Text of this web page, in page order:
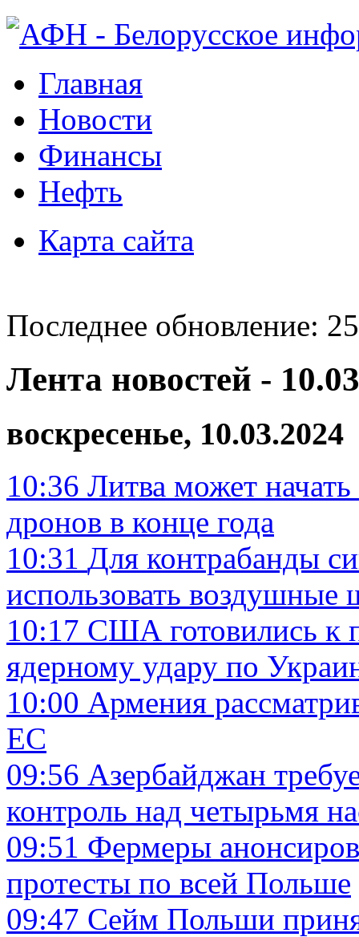
Главная
Новости
Финансы
Нефть
Карта сайта
Последнее обновление:
Лента новостей -
воскресенье, 10.03.2024
10:36 Литва может
дронов в конце года
10:31 Для контрабанды
использовать воздушные
10:17 США готовились к
ядерному удару по
10:00 Армения
ЕС
09:56 Азербайджан
контроль над четырьмя
09:51 Фермеры
протесты по всей Польше
09:47 Сейм Польши